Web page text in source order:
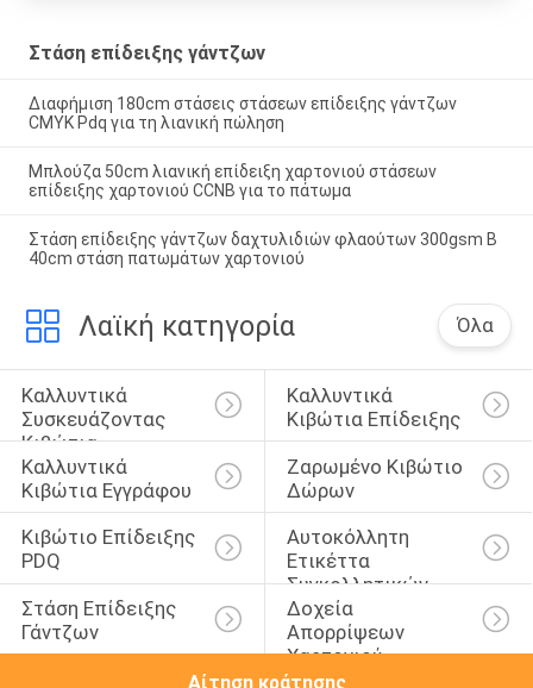
Στάση επίδειξης γάντζων
Διαφήμιση 180cm στάσεις στάσεων επίδειξης γάντζων
CMYK Pdq για τη λιανική πώληση
Μπλούζα 50cm λιανική επίδειξη χαρτονιού στάσεων
επίδειξης χαρτονιού CCNB για το πάτωμα
Στάση επίδειξης γάντζων δαχτυλιδιών φλαούτων 300gsm Β
40cm στάση πατωμάτων χαρτονιού
Λαϊκή κατηγορία Όλα
Καλλυντικά
Συσκευάζοντας
Κιβώτια
Καλλυντικά
Κιβώτια Επίδειξης
Καλλυντικά
Κιβώτια Εγγράφου
Ζαρωμένο Κιβώτιο
Δώρων
Κιβώτιο Επίδειξης
PDQ
Αυτοκόλλητη
Ετικέττα
Συγκολλητικών
Ετικετών
Στάση Επίδειξης
Γάντζων
Δοχεία
Απορρίψεων
Χαρτονιού
Αίτηση κράτησης